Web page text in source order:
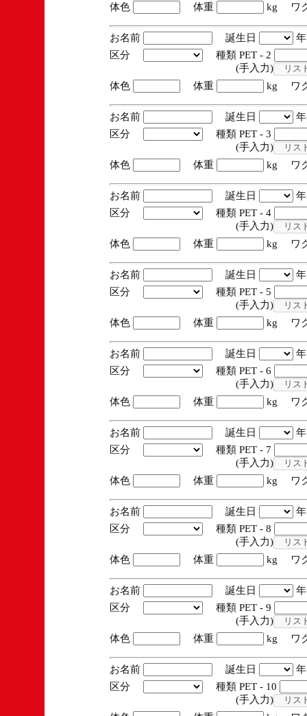
体色
体重 kg ワ
お名前 誕生日
区分
種類 PET - 2
(手入力)
体色
体重 kg ワ
お名前 誕生日
区分
種類 PET - 3
(手入力)
体色
体重 kg ワ
お名前 誕生日
区分
種類 PET - 4
(手入力)
体色
体重 kg ワ
お名前 誕生日
区分
種類 PET - 5
(手入力)
体色
体重 kg ワ
お名前 誕生日
区分
種類 PET - 6
(手入力)
体色
体重 kg ワ
お名前 誕生日
区分
種類 PET - 7
(手入力)
体色
体重 kg ワ
お名前 誕生日
区分
種類 PET - 8
(手入力)
体色
体重 kg ワ
お名前 誕生日
区分
種類 PET - 9
(手入力)
体色
体重 kg ワ
お名前 誕生日
区分
種類 PET - 10
(手入力)